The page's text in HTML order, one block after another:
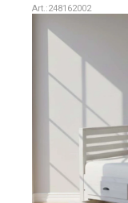
248162002